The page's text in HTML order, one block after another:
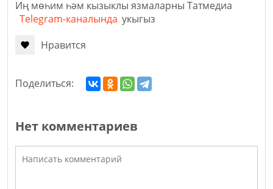
Иң мөһим һәм кызыклы язмаларны Татмедиа
Telegram-каналында укыгыз
Нравится
Поделиться:
Нет комментариев